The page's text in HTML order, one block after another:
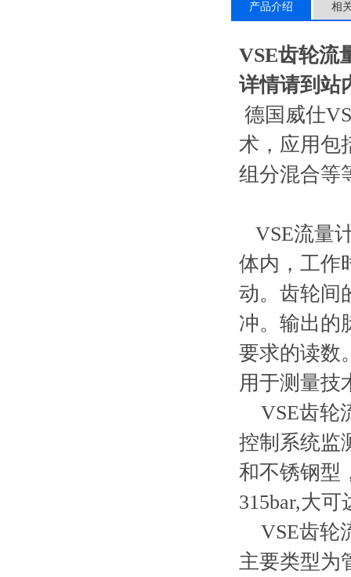
产品介绍 相
VSE齿轮流
详情请到站
德国威仕
术，应用包
组分混合等
VSE流量
体内，工作
动。齿轮间
冲。输出的
要求的读数
用于测量技
VSE齿轮
控制系统监
和不锈钢型
315bar,大可
VSE齿轮
主要类型为